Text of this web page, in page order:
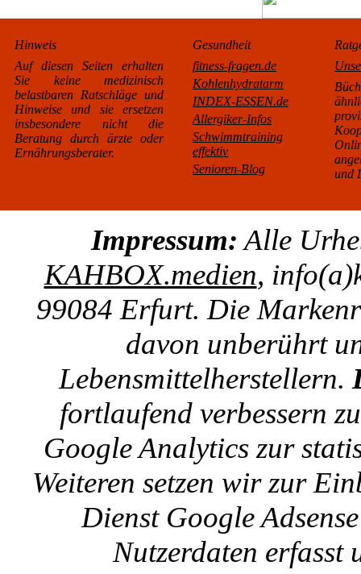
Hinweis
Auf diesen Seiten erhalten
Sie keine medizinisch
belastbaren Ratschläge und
Hinweise und sie ersetzen
insbesondere nicht die
Beratung durch ärzte oder
Ernährungsberater.
Gesundheit
fitness-fragen.de
Kohlenhydratarm
INDEX-ESSEN.de
Allergiker-Infos
Schwimmtraining
effektiv
Senioren-Blog
und
Impressum: Alle
KAHBOX.medien,
99084 Erfurt. Die
davon unberührt
Lebensmittelherstellern.
fortlaufend verbessern
Google Analytics zur
Weiteren setzen wir zur
Dienst Google
Nutzerdaten erfasst